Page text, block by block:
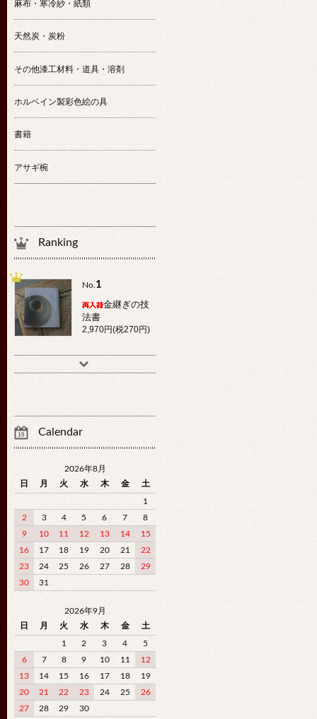
麻布・寒冷紗・紙類
天然炭・炭粉
その他漆工材料・道具・溶剤
ホルベイン製彩色絵の具
書籍
アサギ椀
Ranking
No.1
金継ぎの技
法書
2,970円(税270円)
Calendar
2026年8月
日
月 火 水 木 金 土
1
2
3 4 5 6 7
8
9
10 11 12 13 14
15
16
17 18 19 20 21
22
23
24 25 26 27 28
29
30
31
2026年9月
日
月 火 水 木 金 土
1 2 3 4
5
6
7 8 9 10 11
12
13
14 15 16 17 18
19
20
21 22 23 24 25
26
27
28 29 30